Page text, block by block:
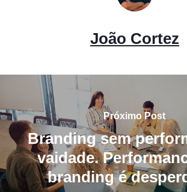
João Cortez
Próximo Post
Branding sem
vaidade.
branding é